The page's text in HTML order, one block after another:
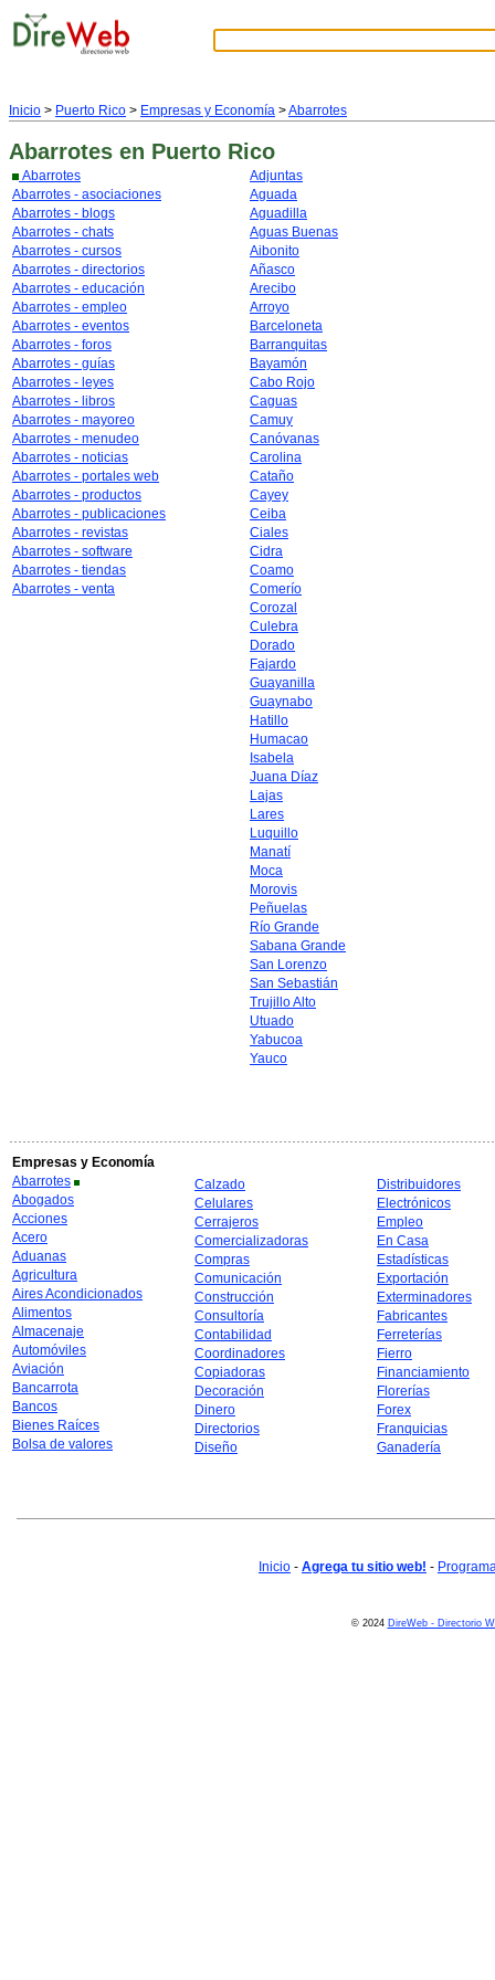
Inicio > Puerto Rico > Empresas y Economía >Abarrotes
Abarrotes en Puerto Rico
Abarrotes
Abarrotes - asociaciones
Abarrotes - blogs
Abarrotes - chats
Abarrotes - cursos
Abarrotes - directorios
Abarrotes - educación
Abarrotes - empleo
Abarrotes - eventos
Abarrotes - foros
Abarrotes - guías
Abarrotes - leyes
Abarrotes - libros
Abarrotes - mayoreo
Abarrotes - menudeo
Abarrotes - noticias
Abarrotes - portales web
Abarrotes - productos
Abarrotes - publicaciones
Abarrotes - revistas
Abarrotes - software
Abarrotes - tiendas
Abarrotes - venta
Adjuntas
Aguada
Aguadilla
Aguas Buenas
Aibonito
Añasco
Arecibo
Arroyo
Barceloneta
Barranquitas
Bayamón
Cabo Rojo
Caguas
Camuy
Canóvanas
Carolina
Cataño
Cayey
Ceiba
Ciales
Cidra
Coamo
Comerío
Corozal
Culebra
Dorado
Fajardo
Guayanilla
Guaynabo
Hatillo
Humacao
Isabela
Juana Díaz
Lajas
Lares
Luquillo
Manatí
Moca
Morovis
Peñuelas
Río Grande
Sabana Grande
San Lorenzo
San Sebastián
Trujillo Alto
Utuado
Yabucoa
Yauco
Empresas y Economía
Abarrotes
Abogados
Acciones
Acero
Aduanas
Agricultura
Aires Acondicionados
Alimentos
Almacenaje
Automóviles
Aviación
Bancarrota
Bancos
Bienes Raíces
Bolsa de valores
Calzado
Celulares
Cerrajeros
Comercializadoras
Compras
Comunicación
Construcción
Consultoría
Contabilidad
Coordinadores
Copiadoras
Decoración
Dinero
Directorios
Diseño
Distribuidores
Electrónicos
Empleo
En Casa
Estadísticas
Exportación
Exterminadores
Fabricantes
Ferreterías
Fierro
Financiamiento
Florerías
Forex
Franquicias
Ganadería
Inicio - Agrega tu sitio web! -
© 2024 DireWeb - Directorio